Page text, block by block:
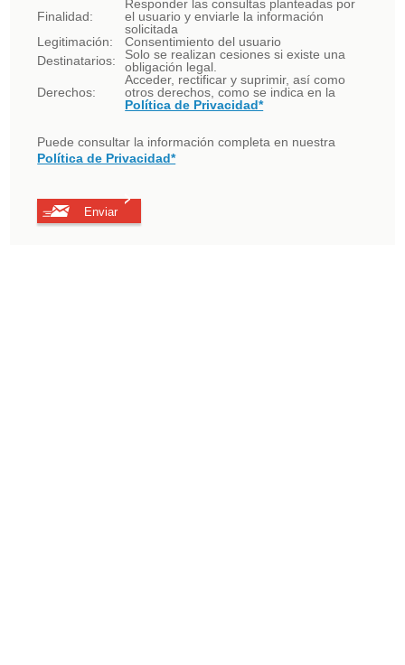
Finalidad:
Responder las consultas planteadas por
el usuario y enviarle la información
solicitada
Legitimación:
Consentimiento del usuario
Destinatarios:
Solo se realizan cesiones si existe una
obligación legal.
Derechos:
Acceder, rectificar y suprimir, así como
otros derechos, como se indica en la
Política de Privacidad*
Puede consultar la información completa en nuestra
Política de Privacidad*